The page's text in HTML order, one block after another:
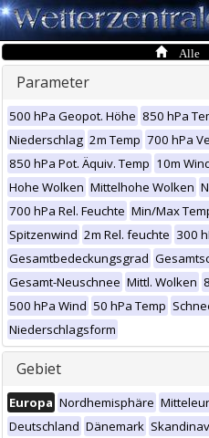
Alle
Parameter
500 hPa Geopot. Höhe 850 hPa
Niederschlag 2m Temp 700 hPa
850 hPa Pot. Äquiv. Temp 10m
Hohe Wolken Mittelhohe Wolken
700 hPa Rel. Feuchte Min/Max
Spitzenwind 2m Rel. feuchte 300
Gesamtbedeckungsgrad
Gesamt-Neuschnee Mittl. Wolken
500 hPa Wind 50 hPa Temp
Niederschlagsform
Gebiet
Europa Nordhemisphäre
Deutschland Dänemark